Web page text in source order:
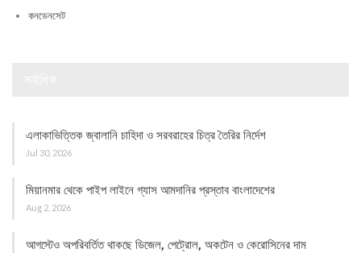
কনডেনসেট
এলাকাভিত্তিক জ্বালানি চাহিদা ও সরবরাহের চিত্র তৈরির নির্দেশ
Jul 30, 2026
মিয়ানমার থেকে পাইপ লাইনে গ্যাস আমদানির প্রস্তাব বাংলাদেশের
Aug 2, 2026
আগস্টেও অপরিবর্তিত থাকছে ডিজেল, পেট্রোল, অকটেন ও কেরোসিনের দাম